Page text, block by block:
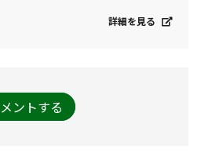
詳細を見る
ントする